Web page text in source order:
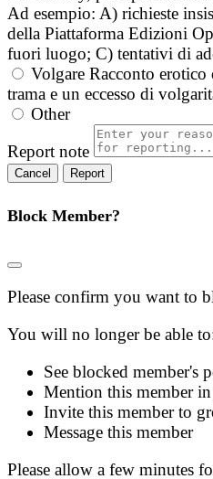
Ad esempio: A) richieste
della Piattaforma Edizioni
fuori luogo; C) tentativi di
Volgare Racconto erotico
trama e un eccesso di
Other
Report note
Report
Block Member?
Please confirm you want to
You will no longer be able
See blocked member's
Mention this member in
Invite this member to
Message this member
Please allow a few minutes